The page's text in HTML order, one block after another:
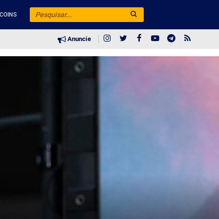
Anuncie